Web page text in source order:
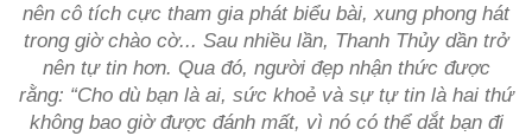
nên cô tích cực tham gia phát biểu bài, xung phong hát
trong giờ chào cờ... Sau nhiều lần, Thanh Thủy dần trở
nên tự tin hơn. Qua đó, người đẹp nhận thức được
rằng: “Cho dù bạn là ai, sức khoẻ và sự tự tin là hai thứ
không bao giờ được đánh mất, vì nó có thể dắt bạn đi